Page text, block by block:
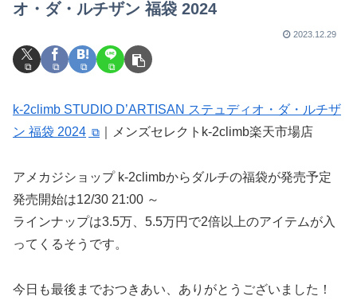
オ・ダ・ルチザン 福袋 2024
2023.12.29
k-2climb STUDIO D’ARTISAN ステュディオ・ダ・ルチザ
ン 福袋 2024
｜メンズセレクトk-2climb楽天市場店
アメカジショップ k-2climbからダルチの福袋が発売予定
発売開始は12/30 21:00 ～
ラインナップは3.5万、5.5万円で2倍以上のアイテムが入
ってくるそうです。
今日も最後までおつきあい、ありがとうございました！